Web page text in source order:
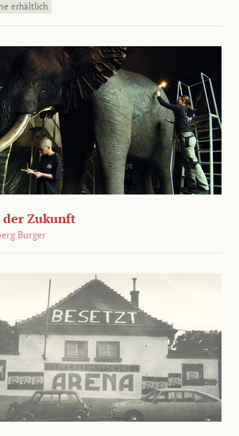
erhältlich
Zukunft
Burger